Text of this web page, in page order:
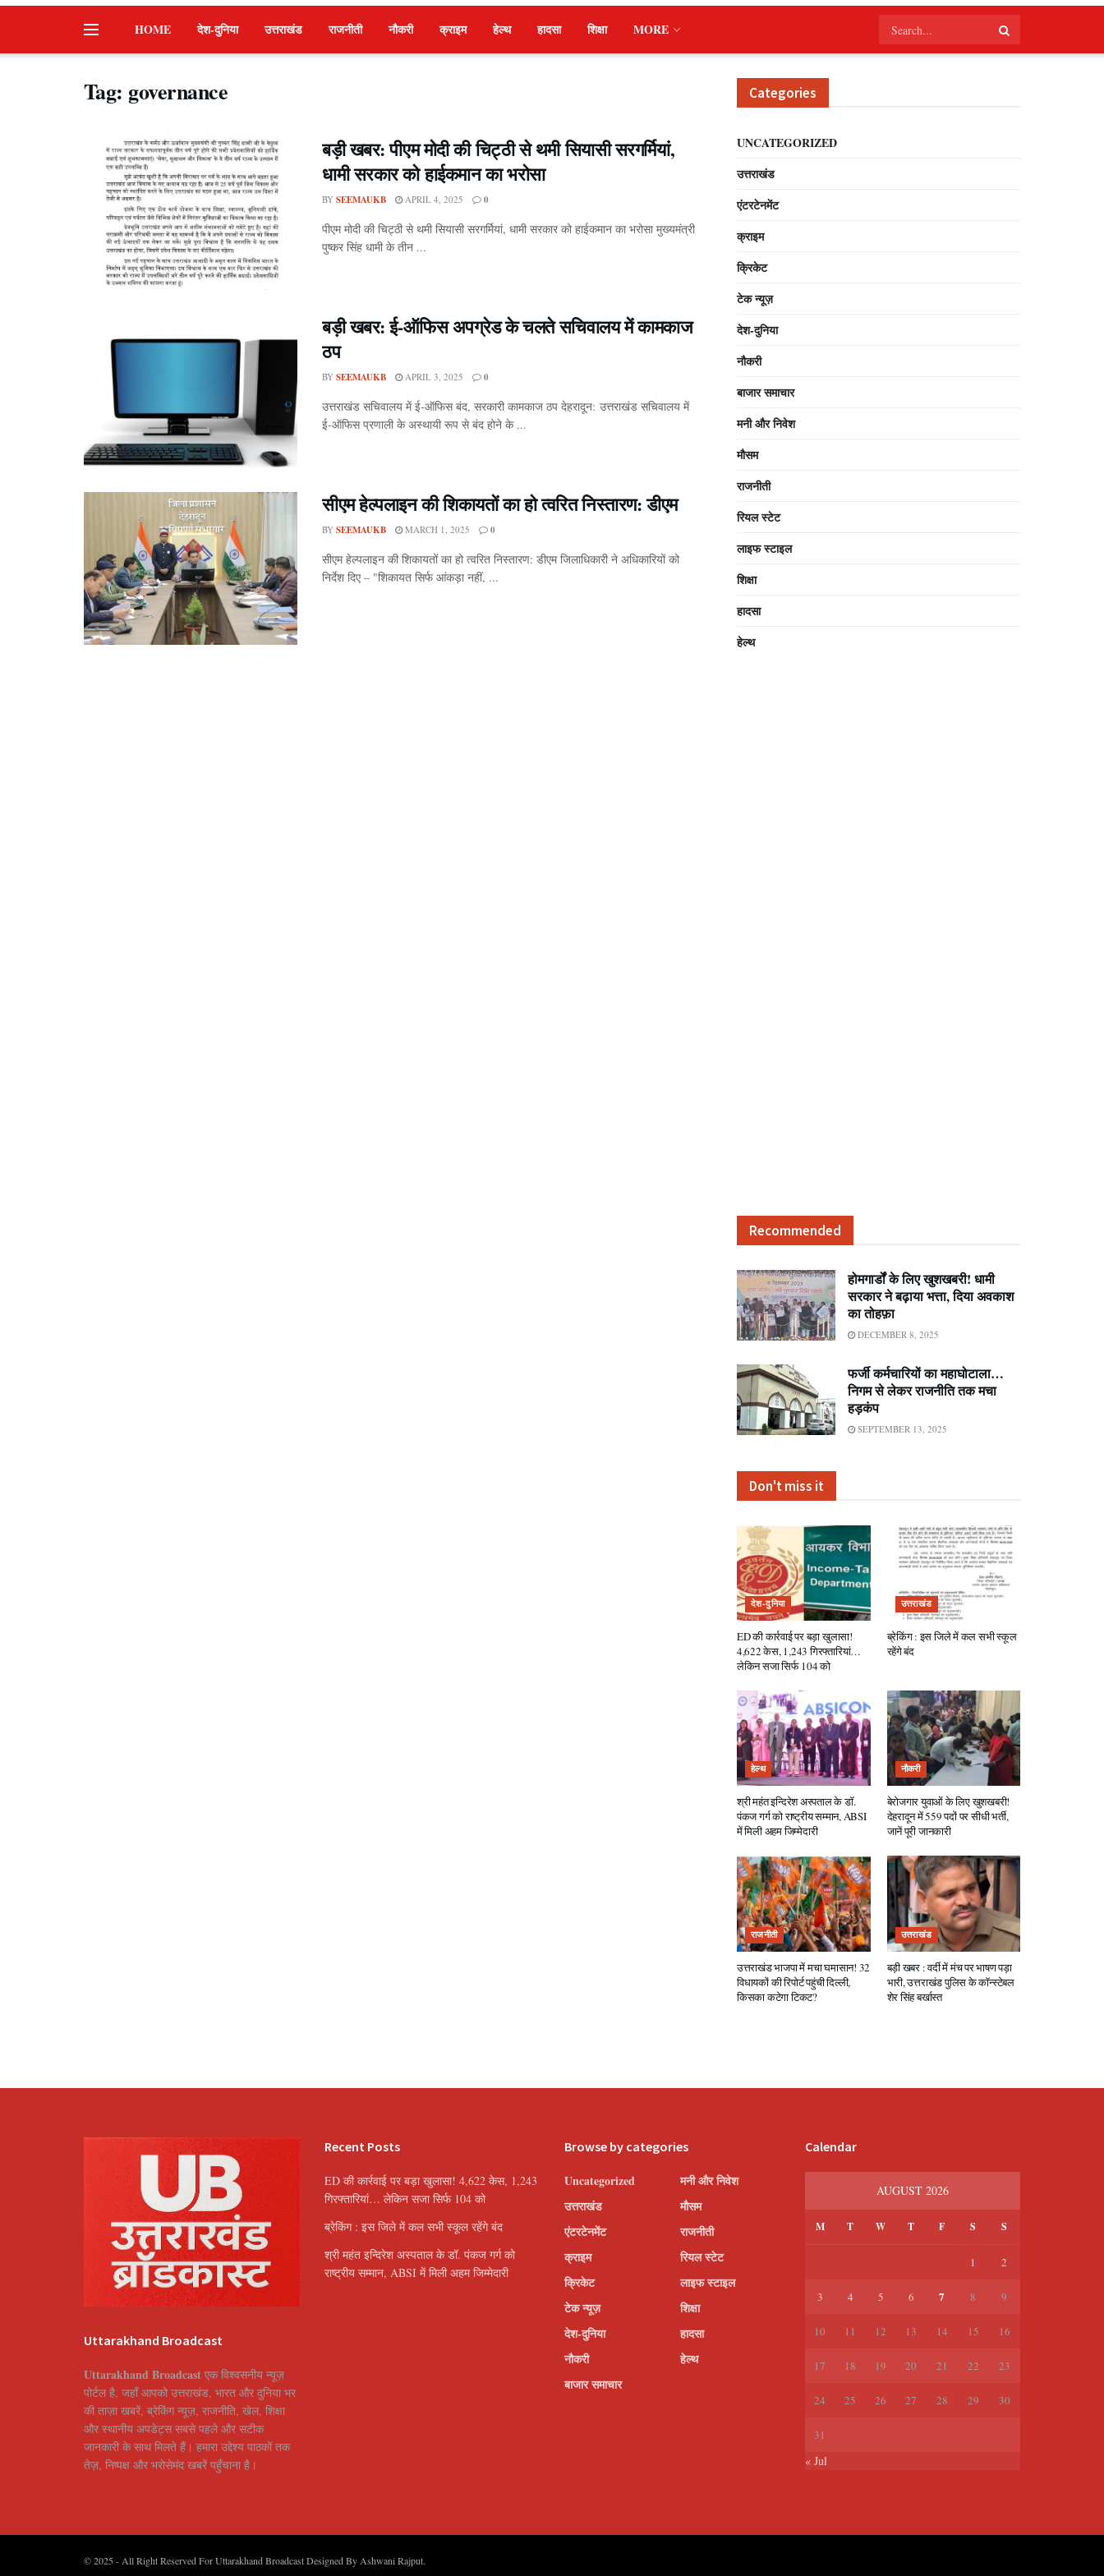
HOME देश-दुनिया उत्तराखंड राजनीती नौकरी क्राइम हेल्थ हादसा शिक्षा MORE
Tag: governance
बड़ी खबर: पीएम मोदी की चिट्ठी से थमी सियासी सरगर्मियां,
धामी सरकार को हाईकमान का भरोसा
BY SEEMAUKB APRIL 4, 2025 0
पीएम मोदी की चिट्ठी से थमी सियासी सरगर्मियां, धामी सरकार को हाईकमान का भरोसा मुख्यमंत्री
पुष्कर सिंह धामी के तीन ...
बड़ी खबर: ई-ऑफिस अपग्रेड के चलते सचिवालय में कामकाज
ठप
BY SEEMAUKB APRIL 3, 2025 0
उत्तराखंड सचिवालय में ई-ऑफिस बंद, सरकारी कामकाज ठप देहरादून: उत्तराखंड सचिवालय में
ई-ऑफिस प्रणाली के अस्थायी रूप से बंद होने के ...
सीएम हेल्पलाइन की शिकायतों का हो त्वरित निस्तारण: डीएम
BY SEEMAUKB MARCH 1, 2025 0
सीएम हेल्पलाइन की शिकायतों का हो त्वरित निस्तारण: डीएम जिलाधिकारी ने अधिकारियों को
निर्देश दिए – "शिकायत सिर्फ आंकड़ा नहीं, ...
Categories
UNCATEGORIZED
उत्तराखंड
एंटरटेनमेंट
क्राइम
क्रिकेट
टेक न्यूज़
देश-दुनिया
नौकरी
बाजार समाचार
मनी और निवेश
मौसम
राजनीती
रियल स्टेट
लाइफ स्टाइल
शिक्षा
हादसा
हेल्थ
Recommended
होमगार्डों के लिए खुशखबरी! धामी
सरकार ने बढ़ाया भत्ता, दिया अवकाश
का तोहफ़ा
DECEMBER 8, 2025
फर्जी कर्मचारियों का महाघोटाला…
निगम से लेकर राजनीति तक मचा
हड़कंप
SEPTEMBER 13, 2025
Don't miss it
देश-दुनिया
ED की कार्रवाई पर बड़ा खुलासा!
4,622 केस, 1,243 गिरफ्तारियां…
लेकिन सजा सिर्फ 104 को
उत्तराखंड
ब्रेकिंग : इस जिले में कल सभी स्कूल
रहेंगे बंद
हेल्थ
श्री महंत इन्दिरेश अस्पताल के डॉ.
पंकज गर्ग को राष्ट्रीय सम्मान, ABSI
में मिली अहम जिम्मेदारी
नौकरी
बेरोजगार युवाओं के लिए खुशखबरी!
देहरादून में 559 पदों पर सीधी भर्ती,
जानें पूरी जानकारी
राजनीती
उत्तराखंड भाजपा में मचा घमासान! 32
विधायकों की रिपोर्ट पहुंची दिल्ली,
किसका कटेगा टिकट?
उत्तराखंड
बड़ी खबर : वर्दी में मंच पर भाषण पड़ा
भारी, उत्तराखंड पुलिस के कॉन्स्टेबल
शेर सिंह बर्खास्त
Uttarakhand Broadcast
Uttarakhand Broadcast एक विश्वसनीय न्यूज़
पोर्टल है, जहाँ आपको उत्तराखंड, भारत और दुनिया भर
की ताज़ा खबरें, ब्रेकिंग न्यूज़, राजनीति, खेल, शिक्षा
और स्थानीय अपडेट्स सबसे पहले और सटीक
जानकारी के साथ मिलते हैं। हमारा उद्देश्य पाठकों तक
तेज़, निष्पक्ष और भरोसेमंद खबरें पहुँचाना है।
Recent Posts
ED की कार्रवाई पर बड़ा खुलासा! 4,622 केस, 1,243
गिरफ्तारियां… लेकिन सजा सिर्फ 104 को
ब्रेकिंग : इस जिले में कल सभी स्कूल रहेंगे बंद
श्री महंत इन्दिरेश अस्पताल के डॉ. पंकज गर्ग को
राष्ट्रीय सम्मान, ABSI में मिली अहम जिम्मेदारी
Browse by categories
Uncategorized
उत्तराखंड
एंटरटेनमेंट
क्राइम
क्रिकेट
टेक न्यूज़
देश-दुनिया
नौकरी
बाजार समाचार
मनी और निवेश
मौसम
राजनीती
रियल स्टेट
लाइफ स्टाइल
शिक्षा
हादसा
हेल्थ
Calendar
AUGUST 2026
M T W T F S S
1 2
3 4 5 6 7 8 9
10 11 12 13 14 15 16
17 18 19 20 21 22 23
24 25 26 27 28 29 30
31
« Jul
© 2025 - All Right Reserved For Uttarakhand Broadcast Designed By Ashwani Rajput.